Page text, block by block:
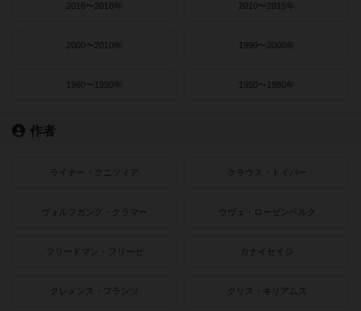
2016〜2018年 2010〜2015年
2000〜2010年 1990〜2000年
1980〜1990年 1950〜1980年
作者
ライナー・クニツィア クラウス・トイバー
ヴォルフガング・クラマー ウヴェ・ローゼンベルク
フリードマン・フリーゼ カナイセイジ
クレメンス・フランツ クリス・キリアムス